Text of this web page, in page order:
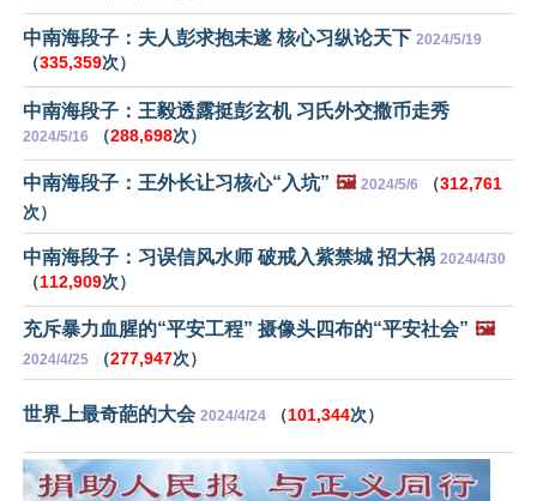
中南海段子：夫人彭求抱未遂 核心习纵论天下 2024/5/19
（335,359次）
中南海段子：王毅透露挺彭玄机 习氏外交撒币走秀
2024/5/16 （288,698次）
中南海段子：王外长让习核心“入坑” 🖼️ 2024/5/6 （312,761
次）
中南海段子：习误信风水师 破戒入紫禁城 招大祸 2024/4/30
（112,909次）
充斥暴力血腥的“平安工程” 摄像头四布的“平安社会” 🖼️
2024/4/25 （277,947次）
世界上最奇葩的大会 2024/4/24 （101,344次）